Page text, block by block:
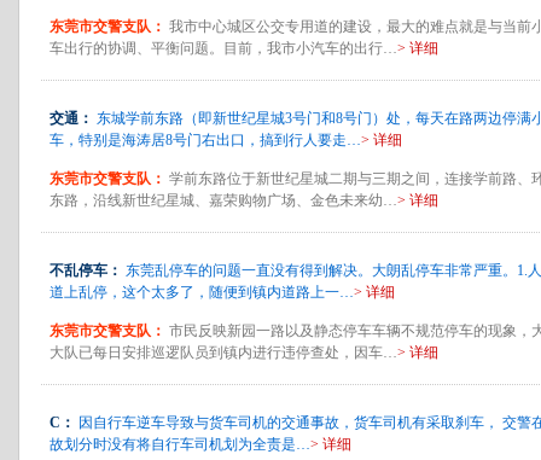
东莞市交警支队： 我市中心城区公交专用道的建设，最大的难点就是与当前
车出行的协调、平衡问题。目前，我市小汽车的出行…> 详细
交通： 东城学前东路（即新世纪星城3号门和8号门）处，每天在路两边停满
车，特别是海涛居8号门右出口，搞到行人要走…> 详细
东莞市交警支队： 学前东路位于新世纪星城二期与三期之间，连接学前路、
东路，沿线新世纪星城、嘉荣购物广场、金色未来幼…> 详细
不乱停车： 东莞乱停车的问题一直没有得到解决。大朗乱停车非常严重。1.
道上乱停，这个太多了，随便到镇内道路上一…> 详细
东莞市交警支队： 市民反映新园一路以及静态停车车辆不规范停车的现象，
大队已每日安排巡逻队员到镇内进行违停查处，因车…> 详细
C：
因自行车逆车导致与货车司机的交通事故，货车司机有采取刹车， 交警
故划分时没有将自行车司机划为全责是…> 详细